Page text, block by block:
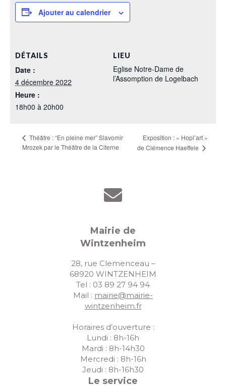
Ajouter au calendrier
DÉTAILS
Date :
4 décembre 2022
Heure :
18h00 à 20h00
LIEU
Eglise Notre-Dame de
l’Assomption de Logelbach
Théâtre : “En pleine mer” Slavomir
Mrozek par le Théâtre de la Citerne
Exposition : « Hopl’art »
de Clémence Haeffele
Mairie de
Wintzenheim
28, rue Clemenceau –
68920 WINTZENHEIM
Tel : 03 89 27 94 94
Mail : mairie@mairie-
wintzenheim.fr
Horaires d’ouverture :
Lundi : 8h-16h
Mardi : 8h-14h30
Mercredi : 8h-16h
Jeudi : 8h-16h30
Le service